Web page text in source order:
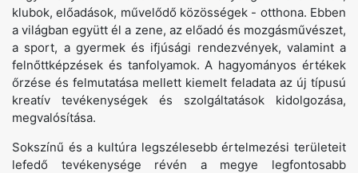
klubok, előadások, művelődő közösségek - otthona. Ebben
a világban együtt él a zene, az előadó és mozgásművészet,
a sport, a gyermek és ifjúsági rendezvények, valamint a
felnőttképzések és tanfolyamok. A hagyományos értékek
őrzése és felmutatása mellett kiemelt feladata az új típusú
kreatív tevékenységek és szolgáltatások kidolgozása,
megvalósítása.
Sokszínű és a kultúra legszélesebb értelmezési területeit
lefedő tevékenysége révén a megye legfontosabb